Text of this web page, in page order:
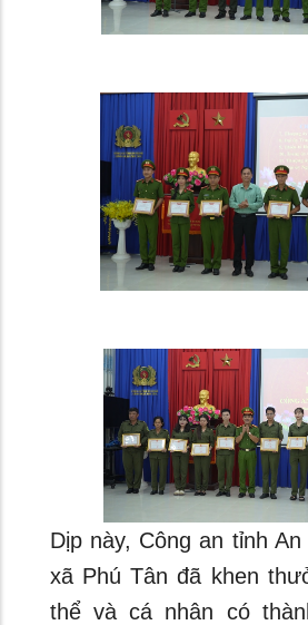
Dịp này, Công an tỉnh
xã Phú Tân đã khen
thể và cá nhân có